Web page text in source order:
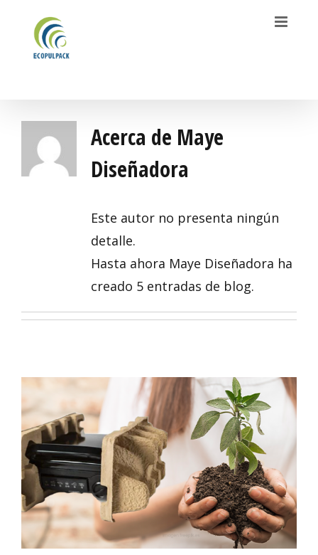
contenido
Acerca de Maye
Diseñadora
Este autor no presenta ningún
detalle.
Hasta ahora Maye Diseñadora ha
creado 5 entradas de blog.